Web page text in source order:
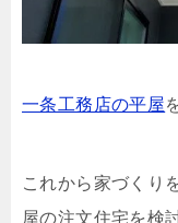
一条工務店の平屋
これから家づくり
屋の注文住宅を検